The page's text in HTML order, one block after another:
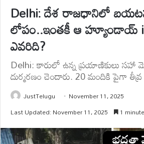
Delhi: దేశ రాజధానిలో
లోపం..ఇంతకీ ఆ హ్యూండాయ్
ఎవరిది?
Delhi: కారులో ఉన్న ప్రయాణికులు సహా
దుర్మరణం చెందారు. 20 మందికి పైగా
JustTelugu
November 11, 2025
Last Updated: November 11, 2025
1